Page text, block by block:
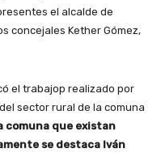
el alcalde de
concejales Kether Gómez,
el trabajop realizado por
sector rural de la comuna
comuna que existan
se destaca Iván